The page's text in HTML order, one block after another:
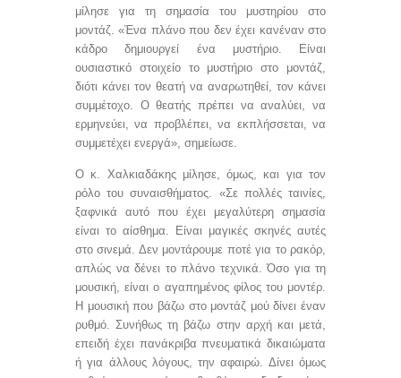
μίλησε για τη σημασία του μυστηρίου στο
μοντάζ. «Ένα πλάνο που δεν έχει κανέναν στο
κάδρο δημιουργεί ένα μυστήριο. Είναι
ουσιαστικό στοιχείο το μυστήριο στο μοντάζ,
διότι κάνει τον θεατή να αναρωτηθεί, τον κάνει
συμμέτοχο. Ο θεατής πρέπει να αναλύει, να
ερμηνεύει, να προβλέπει, να εκπλήσσεται, να
συμμετέχει ενεργά», σημείωσε.
Ο κ. Χαλκιαδάκης μίλησε, όμως, και για τον
ρόλο του συναισθήματος. «Σε πολλές ταινίες,
ξαφνικά αυτό που έχει μεγαλύτερη σημασία
είναι το αίσθημα. Είναι μαγικές σκηνές αυτές
στο σινεμά. Δεν μοντάρουμε ποτέ για το ρακόρ,
απλώς να δένει το πλάνο τεχνικά. Όσο για τη
μουσική, είναι ο αγαπημένος φίλος του μοντέρ.
Η μουσική που βάζω στο μοντάζ μού δίνει έναν
ρυθμό. Συνήθως τη βάζω στην αρχή και μετά,
επειδή έχει πανάκριβα πνευματικά δικαιώματα
ή για άλλους λόγους, την αφαιρώ. Δίνει όμως